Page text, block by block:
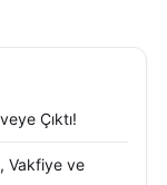
Çıktı!
Vakfiye ve